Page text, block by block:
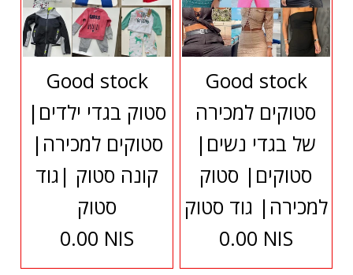
Good stock
סטוק בגדי ילדים|
סטוקים למכירה|
קונה סטוק |גוד
סטוק
0.00 NIS
Good stock
סטוקים למכירה
של בגדי נשים|
סטוקים| סטוק
למכירה| גוד סטוק
0.00 NIS